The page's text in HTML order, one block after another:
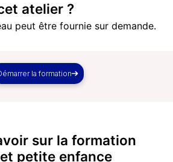
atelier ?
peut être fournie sur demande.
la formation
sur la formation
petite enfance